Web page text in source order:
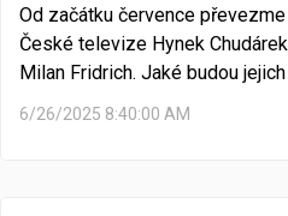
Od začátku července
České televize Hynek
Milan Fridrich. Jaké budou
6/26/2025 8:40:00 AM